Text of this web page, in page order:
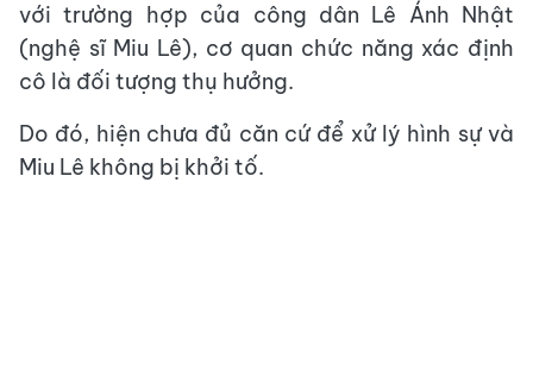
với trường hợp của công dân Lê Ánh Nhật
(nghệ sĩ Miu Lê), cơ quan chức năng xác định
cô là đối tượng thụ hưởng.
Do đó, hiện chưa đủ căn cứ để xử lý hình sự và
Miu Lê không bị khởi tố.